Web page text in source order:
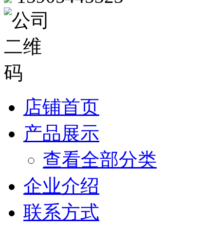
店铺首页
产品展示
查看全部分类
企业介绍
联系方式